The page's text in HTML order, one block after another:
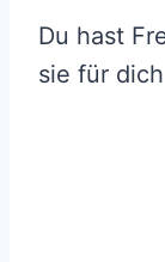
Du hast
sie für